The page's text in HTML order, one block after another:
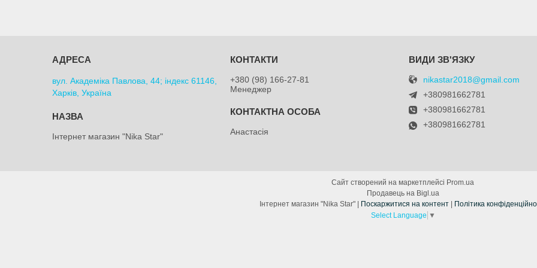
вул. Академіка Павлова, 44; індекс 61146,
Харків, Україна
Інтернет магазин "Nika Star"
+380 (98) 166-27-81
Менеджер
Анастасія
nikastar2018@gmail.com
+380981662781
+380981662781
+380981662781
Сайт створений на маркетплейсі Prom.ua
Продавець на Bigl.ua
Поскаржитися на контент
Політика
Select Language ▼